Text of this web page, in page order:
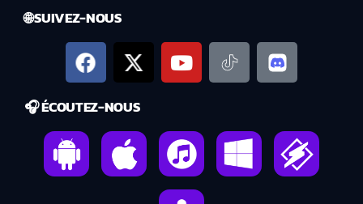
🌐 SUIVEZ-NOUS
🎧 ÉCOUTEZ-NOUS